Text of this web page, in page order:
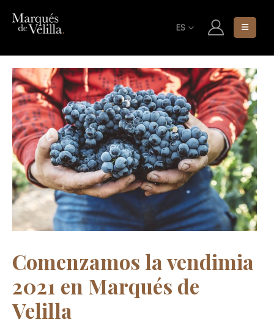
ES
Comenzamos la vendimia
2021 en Marqués de
Velilla